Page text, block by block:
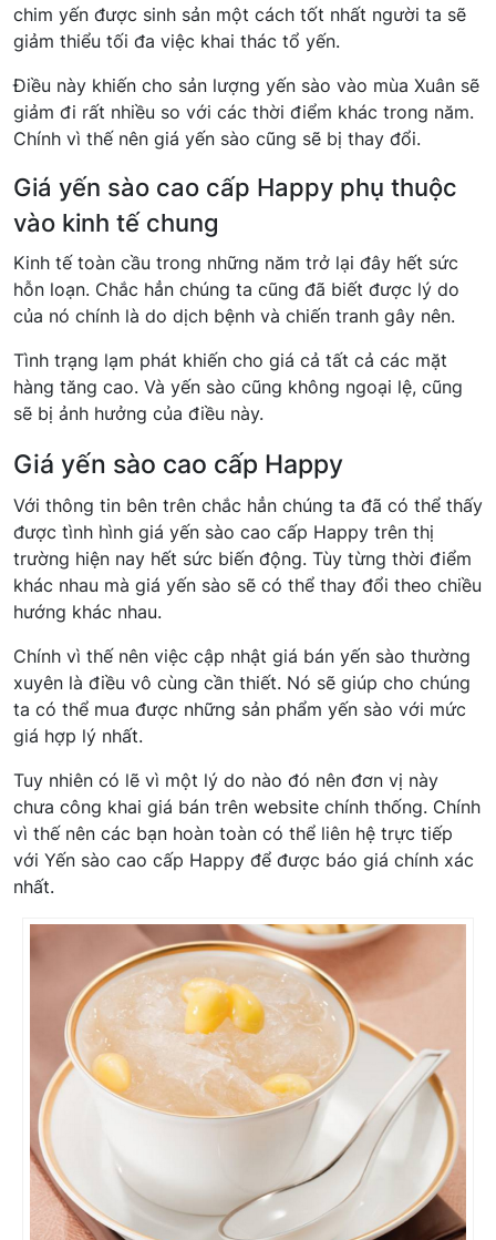
chim yến được sinh sản một cách tốt nhất người ta sẽ
giảm thiểu tối đa việc khai thác tổ yến.
Điều này khiến cho sản lượng yến sào vào mùa Xuân sẽ
giảm đi rất nhiều so với các thời điểm khác trong năm.
Chính vì thế nên giá yến sào cũng sẽ bị thay đổi.
Giá yến sào cao cấp Happy phụ thuộc
vào kinh tế chung
Kinh tế toàn cầu trong những năm trở lại đây hết sức
hỗn loạn. Chắc hẳn chúng ta cũng đã biết được lý do
của nó chính là do dịch bệnh và chiến tranh gây nên.
Tình trạng lạm phát khiến cho giá cả tất cả các mặt
hàng tăng cao. Và yến sào cũng không ngoại lệ, cũng
sẽ bị ảnh hưởng của điều này.
Giá yến sào cao cấp Happy
Với thông tin bên trên chắc hẳn chúng ta đã có thể thấy
được tình hình giá yến sào cao cấp Happy trên thị
trường hiện nay hết sức biến động. Tùy từng thời điểm
khác nhau mà giá yến sào sẽ có thể thay đổi theo chiều
hướng khác nhau.
Chính vì thế nên việc cập nhật giá bán yến sào thường
xuyên là điều vô cùng cần thiết. Nó sẽ giúp cho chúng
ta có thể mua được những sản phẩm yến sào với mức
giá hợp lý nhất.
Tuy nhiên có lẽ vì một lý do nào đó nên đơn vị này
chưa công khai giá bán trên website chính thống. Chính
vì thế nên các bạn hoàn toàn có thể liên hệ trực tiếp
với Yến sào cao cấp Happy để được báo giá chính xác
nhất.